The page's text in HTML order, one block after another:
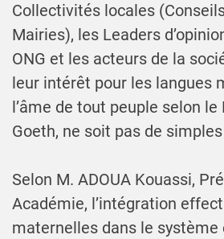
Collectivités locales
Mairies), les Leaders
ONG et les acteurs de la
leur intérêt pour les langues
l’âme de tout peuple selon
Goeth, ne soit pas de
Selon M. ADOUA Kouassi,
Académie, l’intégration
maternelles dans le système